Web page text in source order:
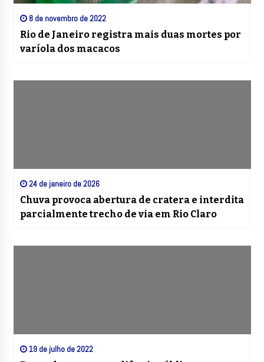
8 de novembro de 2022
Rio de Janeiro registra mais duas mortes por
varíola dos macacos
24 de janeiro de 2026
Chuva provoca abertura de cratera e interdita
parcialmente trecho de via em Rio Claro
19 de julho de 2022